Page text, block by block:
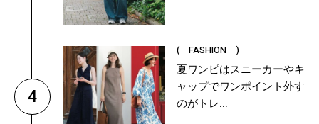
4
( FASHION )
夏ワンピはスニーカーやキ
ャップでワンポイント外す
のがトレ...